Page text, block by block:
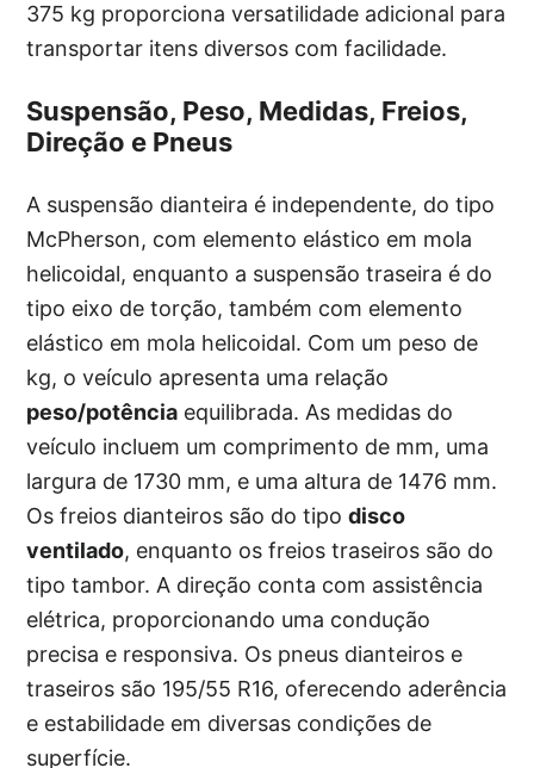
375 kg proporciona versatilidade adicional para
transportar itens diversos com facilidade.
Suspensão, Peso, Medidas, Freios,
Direção e Pneus
A suspensão dianteira é independente, do tipo
McPherson, com elemento elástico em mola
helicoidal, enquanto a suspensão traseira é do
tipo eixo de torção, também com elemento
elástico em mola helicoidal. Com um peso de
kg, o veículo apresenta uma relação
peso/potência equilibrada. As medidas do
veículo incluem um comprimento de mm, uma
largura de 1730 mm, e uma altura de 1476 mm.
Os freios dianteiros são do tipodisco
ventilado, enquanto os freios traseiros são do
tipo tambor. A direção conta com assistência
elétrica, proporcionando uma condução
precisa e responsiva. Os pneus dianteiros e
traseiros são 195/55 R16, oferecendo aderência
e estabilidade em diversas condições de
superfície.